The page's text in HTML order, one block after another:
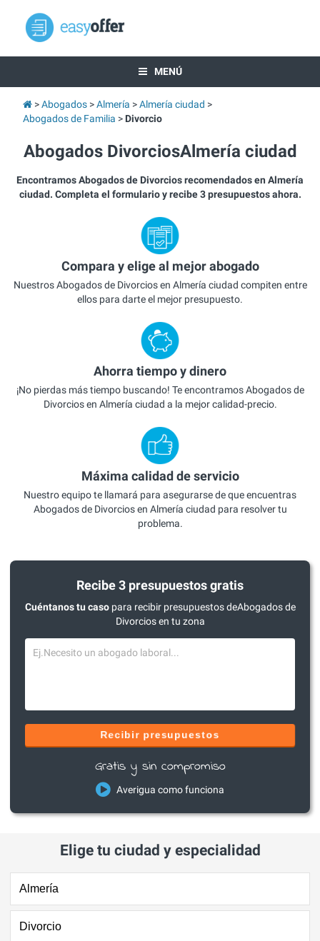
MENÚ
Abogados Almería
Almería ciudad
Abogados de Familia
Divorcio
Abogados DivorciosAlmería ciudad
Encontramos Abogados de Divorcios recomendados en Almería
ciudad. Completa el formulario y recibe 3 presupuestos ahora.
Compara y elige al mejor abogado
Nuestros Abogados de Divorcios en Almería ciudad compiten entre
ellos para darte el mejor presupuesto.
Ahorra tiempo y dinero
¡No pierdas más tiempo buscando! Te encontramos Abogados de
Divorcios en Almería ciudad a la mejor calidad-precio.
Máxima calidad de servicio
Nuestro equipo te llamará para asegurarse de que encuentras
Abogados de Divorcios en Almería ciudad para resolver tu
problema.
Recibe 3 presupuestos gratis
Cuéntanos tu casopara recibir presupuestos deAbogados de
Divorcios en tu zona
Recibir presupuestos
Gratis y sin compromiso
Averigua como funciona
Elige tu ciudad y especialidad